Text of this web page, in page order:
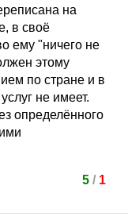
на
в своё
ему "ничего не
этому
по стране и в
не имеет.
определённого
5/ 1